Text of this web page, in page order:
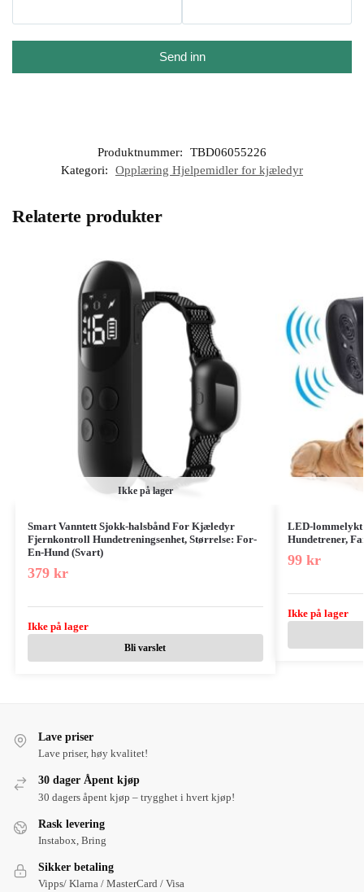
Send inn
Produktnummer:
TBD06055226
Kategori:
Opplæring Hjelpemidler for kjæledyr
Relaterte produkter
Ikke på lager
Smart Vanntett Sjokk-halsbånd For Kjæledyr
Fjernkontroll Hundetreningsenhet, Størrelse: For-
En-Hund (Svart)
379 kr
Ikke på lager
Bli varslet
LED-
Hundetrener,
99 kr
Ikke på lager
Lave priser
Lave priser, høy kvalitet!
30 dager Åpent kjøp
30 dagers åpent kjøp – trygghet i hvert kjøp!
Rask levering
Instabox, Bring
Sikker betaling
Vipps/ Klarna / MasterCard / Visa